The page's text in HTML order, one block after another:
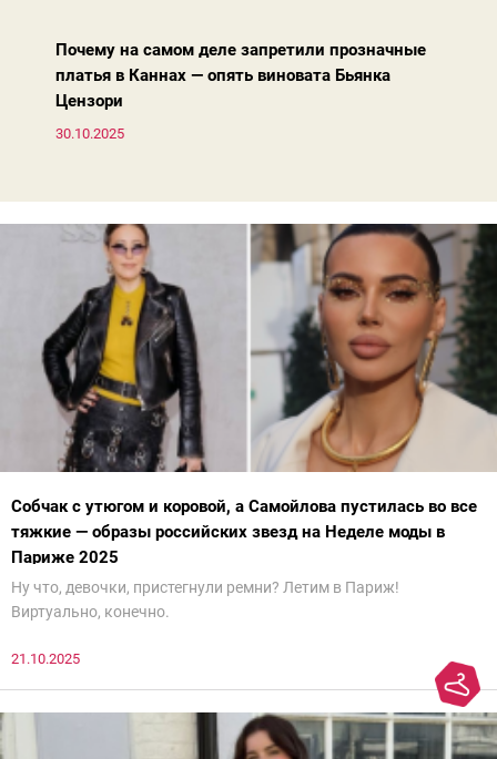
Почему на самом деле запретили прозначные
платья в Каннах — опять виновата Бьянка
Цензори
30.10.2025
Собчак с утюгом и коровой, а Самойлова пустилась во все
тяжкие — образы российских звезд на Неделе моды в
Париже 2025
Ну что, девочки, пристегнули ремни? Летим в Париж!
Виртуально, конечно.
21.10.2025